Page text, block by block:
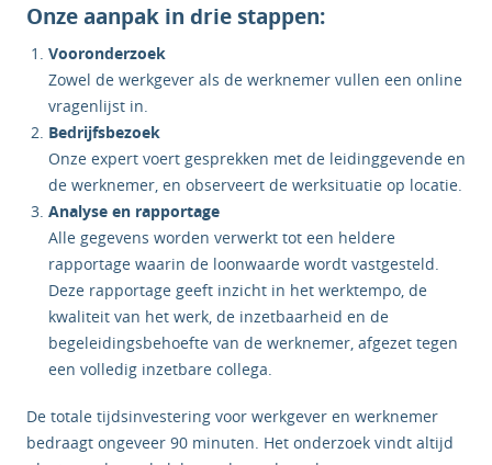
Onze aanpak in drie stappen:
Vooronderzoek
Zowel de werkgever als de werknemer vullen een online
vragenlijst in.
Bedrijfsbezoek
Onze expert voert gesprekken met de leidinggevende en
de werknemer, en observeert de werksituatie op locatie.
Analyse en rapportage
Alle gegevens worden verwerkt tot een heldere
rapportage waarin de loonwaarde wordt vastgesteld.
Deze rapportage geeft inzicht in het werktempo, de
kwaliteit van het werk, de inzetbaarheid en de
begeleidingsbehoefte van de werknemer, afgezet tegen
een volledig inzetbare collega.
De totale tijdsinvestering voor werkgever en werknemer
bedraagt ongeveer 90 minuten. Het onderzoek vindt altijd